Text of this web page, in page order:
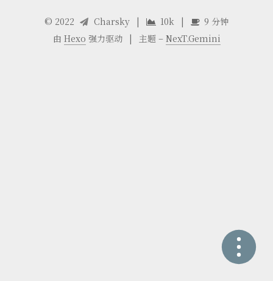
© 2022 Charsky | 10k |
9 分钟
由 Hexo 强力驱动 | 主题 – NexT.Gemini